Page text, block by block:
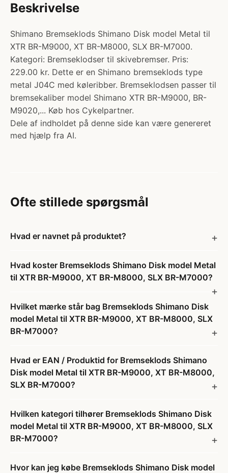
Beskrivelse
Shimano Bremseklods Shimano Disk model Metal til
XTR BR-M9000, XT BR-M8000, SLX BR-M7000.
Kategori: Bremseklodser til skivebremser. Pris:
229.00 kr. Dette er en Shimano bremseklods type
metal J04C med køleribber. Bremseklodsen passer til
bremsekaliber model Shimano XTR BR-M9000, BR-
M9020,... Køb hos Cykelpartner.
Dele af indholdet på denne side kan være genereret
med hjælp fra AI.
Ofte stillede spørgsmål
Hvad er navnet på produktet?
Hvad koster Bremseklods Shimano Disk model Metal
til XTR BR-M9000, XT BR-M8000, SLX BR-M7000?
Hvilket mærke står bag Bremseklods Shimano Disk
model Metal til XTR BR-M9000, XT BR-M8000, SLX
BR-M7000?
Hvad er EAN / Produktid for Bremseklods Shimano
Disk model Metal til XTR BR-M9000, XT BR-M8000,
SLX BR-M7000?
Hvilken kategori tilhører Bremseklods Shimano Disk
model Metal til XTR BR-M9000, XT BR-M8000, SLX
BR-M7000?
Hvor kan jeg købe Bremseklods Shimano Disk model